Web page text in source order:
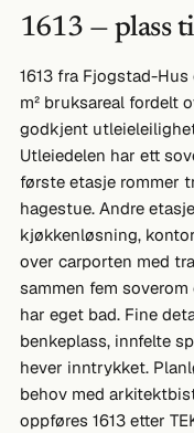
1613 — plass
1613 fra Fjogstad-
m² bruksareal fordelt
godkjent
Utleiedelen har ett
første etasje rommer
hagestue. Andre
kjøkkenløsning,
over carporten med
sammen fem
har eget bad. Fine
benkeplass, innfelte
hever inntrykket.
behov med
oppføres 1613 etter